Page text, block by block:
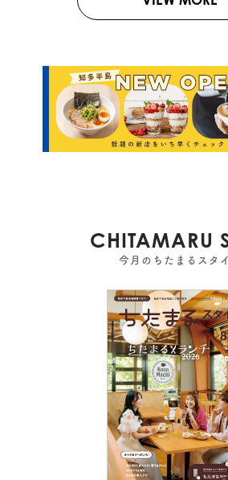
CHITAMARU
今月のちたまるスタ